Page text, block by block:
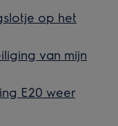
op het
van mijn
E20 weer